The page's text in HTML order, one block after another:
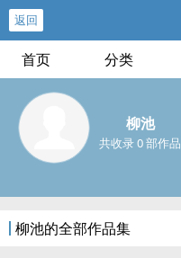
返回
首页 分类
柳池
共收录 0 部作品
柳池的全部作品集